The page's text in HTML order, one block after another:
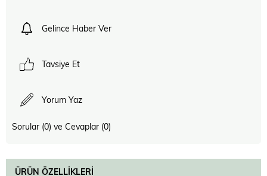
Gelince Haber Ver
Tavsiye Et
Yorum Yaz
Sorular (0) ve Cevaplar (0)
ÜRÜN ÖZELLIKLERI